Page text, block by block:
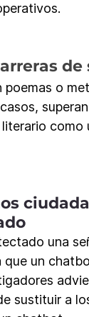
de
o
una
un
sustituir a